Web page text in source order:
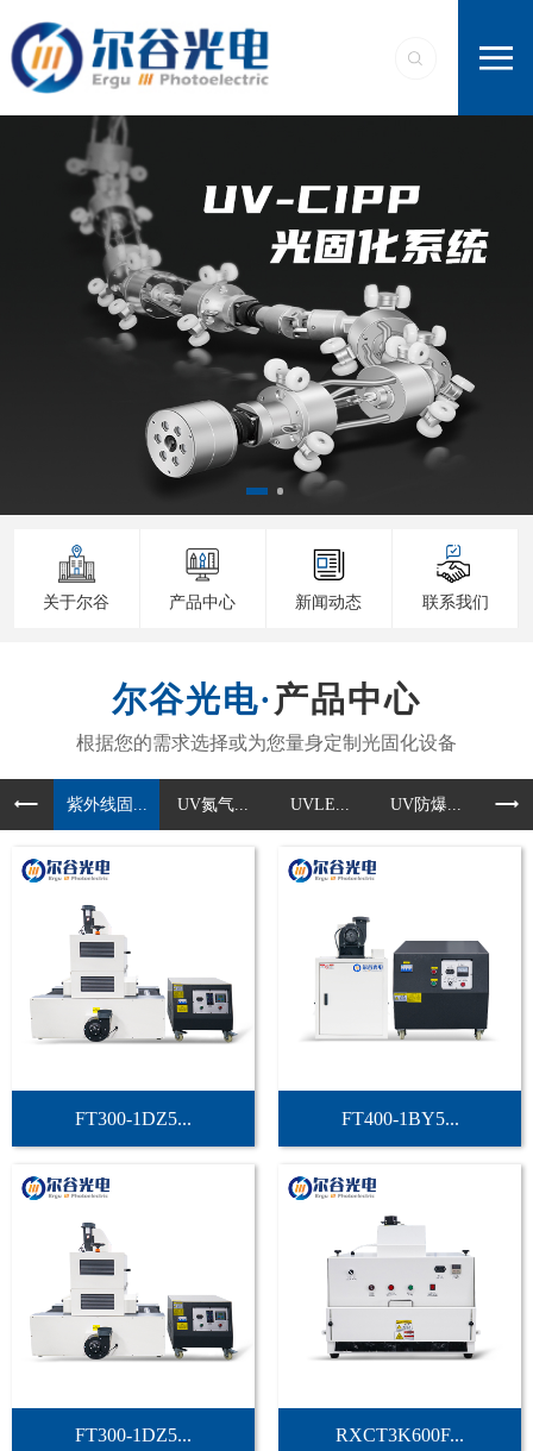
关于尔谷 产品中心 新闻动态 联系我们
产品中心
紫外线固... UV氮气... UVLE... UV防爆... UV
FT300-1DZ5... FT400-1BY5...
FT300-1DZ5... RXCT3K600F...